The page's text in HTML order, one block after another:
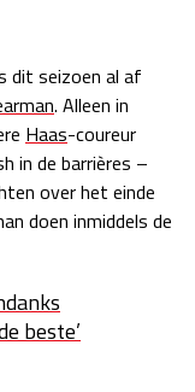
za 22:00 - 23:00
zo 21:00 - 23:00
za 05:00 - 06:00
zo 05:00 - 07:00
27 - 29 nov
dit seizoen al af
. Alleen in
Haas-coureur
in de barrières –
over het einde
doen inmiddels de
beste’